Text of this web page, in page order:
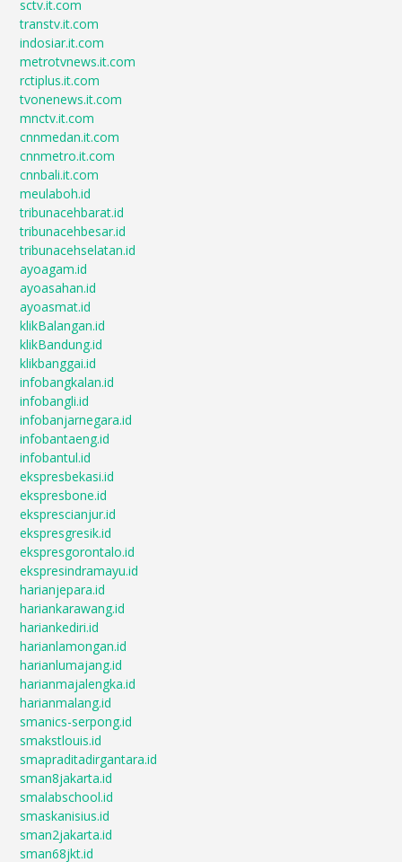
sctv.it.com
transtv.it.com
indosiar.it.com
metrotvnews.it.com
rctiplus.it.com
tvonenews.it.com
mnctv.it.com
cnnmedan.it.com
cnnmetro.it.com
cnnbali.it.com
meulaboh.id
tribunacehbarat.id
tribunacehbesar.id
tribunacehselatan.id
ayoagam.id
ayoasahan.id
ayoasmat.id
klikBalangan.id
klikBandung.id
klikbanggai.id
infobangkalan.id
infobangli.id
infobanjarnegara.id
infobantaeng.id
infobantul.id
ekspresbekasi.id
ekspresbone.id
eksprescianjur.id
ekspresgresik.id
ekspresgorontalo.id
ekspresindramayu.id
harianjepara.id
hariankarawang.id
hariankediri.id
harianlamongan.id
harianlumajang.id
harianmajalengka.id
harianmalang.id
smanics-serpong.id
smakstlouis.id
smapraditadirgantara.id
sman8jakarta.id
smalabschool.id
smaskanisius.id
sman2jakarta.id
sman68jkt.id